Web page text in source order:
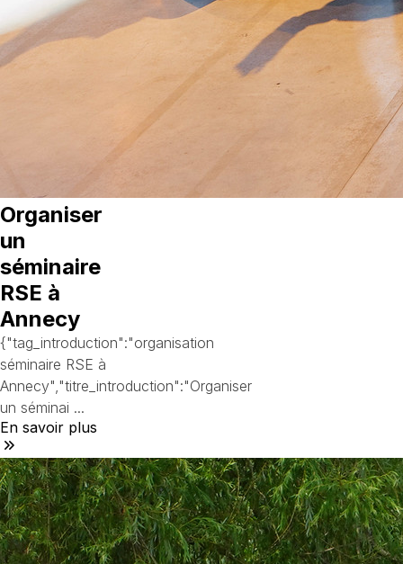
Organiser
un
séminaire
RSE à
Annecy
{"tag_introduction":"organisation
séminaire RSE à
Annecy","titre_introduction":"Organiser
un séminai ...
En savoir plus